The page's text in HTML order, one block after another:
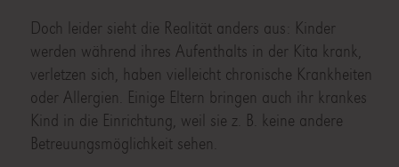
Doch leider sieht die Realität anders aus: Kinder
werden während ihres Aufenthalts in der Kita krank,
verletzen sich, haben vielleicht chronische Krankheiten
oder Allergien. Einige Eltern bringen auch ihr krankes
Kind in die Einrichtung, weil sie z. B. keine andere
Betreuungsmöglichkeit sehen.